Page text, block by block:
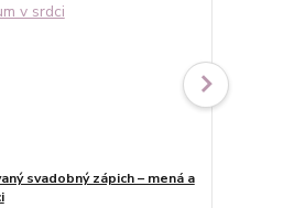
svadobný zápich – mená a